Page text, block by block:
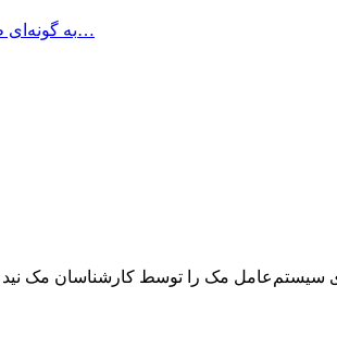
iCompta برنامه‌ای ساده و قدرتمند برای مدیریت مالی شخصی است. iCompta به گونه‌ای طراحی شده است…
مک را توسط کارشناسان مک نید